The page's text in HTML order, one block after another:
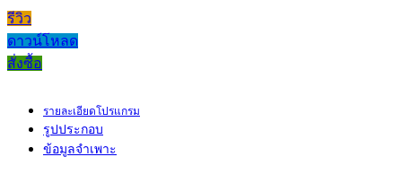
รีวิว
ดาวน์โหลด
สั่งซื้อ
รายละเอียดโปรแกรม
รูปประกอบ
ข้อมูลจำเพาะ